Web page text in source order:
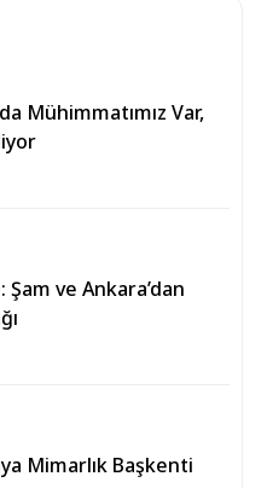
Mühimmatımız Var,
ve Ankara’dan
Mimarlık Başkenti